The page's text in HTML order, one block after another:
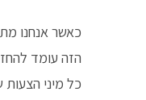
כאשר אנחנו
הזה עומד
כל מיני